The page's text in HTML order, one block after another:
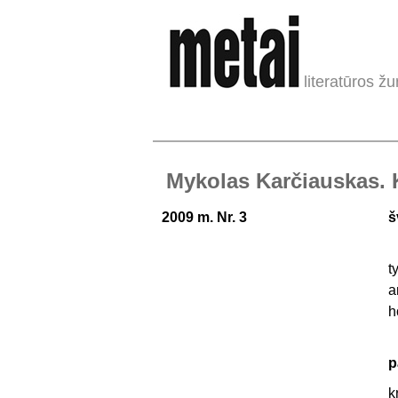
literatūros
Mykolas Karčiauskas.
2009 m. Nr. 3